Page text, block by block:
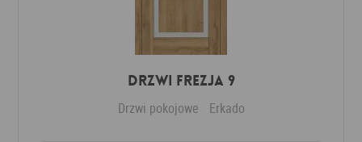
DRZWI FREZJA 9
Drzwi pokojowe Erkado